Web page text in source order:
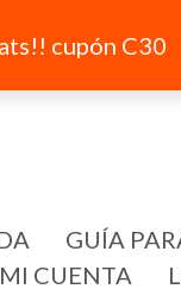
cupón C30
GUÍA
MI CUENTA